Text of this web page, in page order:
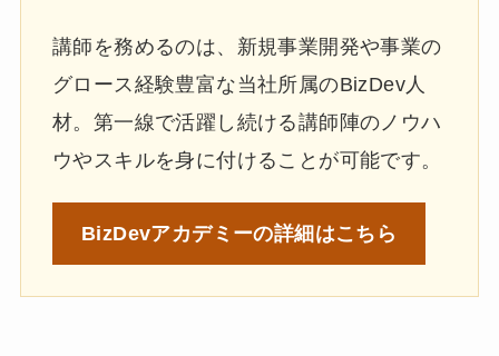
講師を務めるのは、新規事業開発や事業の
グロース経験豊富な当社所属のBizDev人
材。第一線で活躍し続ける講師陣のノウハ
ウやスキルを身に付けることが可能です。
BizDevアカデミーの詳細はこちら